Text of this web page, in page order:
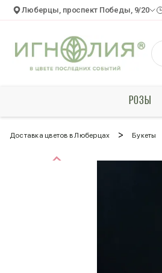
Люберцы, проспект Победы, 9/20
РОЗЫ
Доставка цветов в Люберцах > Букеты